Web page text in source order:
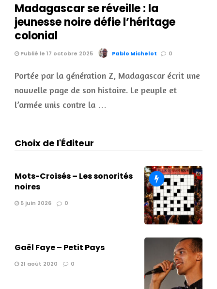
Madagascar se réveille : la
jeunesse noire défie l’héritage
colonial
Publié le 17 octobre 2025 Pablo Michelot 0
Portée par la génération Z, Madagascar écrit une
nouvelle page de son histoire. Le peuple et
l’armée unis contre la …
Choix de l'Éditeur
Mots-Croisés – Les sonorités
noires
5 juin 2026 0
Gaël Faye – Petit Pays
21 août 2020 0